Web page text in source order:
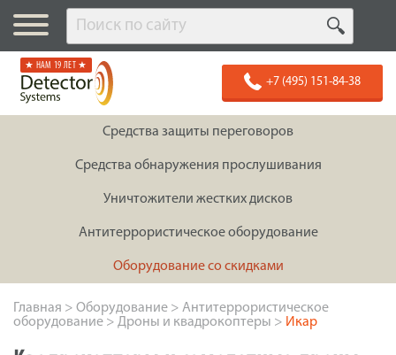
★ НАМ 19 ЛЕТ ★
+7 (495) 151-84-38
Средства защиты переговоров
Средства обнаружения прослушивания
Уничтожители жестких дисков
Антитеррористическое оборудование
Оборудование со скидками
Главная > Оборудование > Антитеррористическое
оборудование > Дроны и квадрокоптеры > Икар